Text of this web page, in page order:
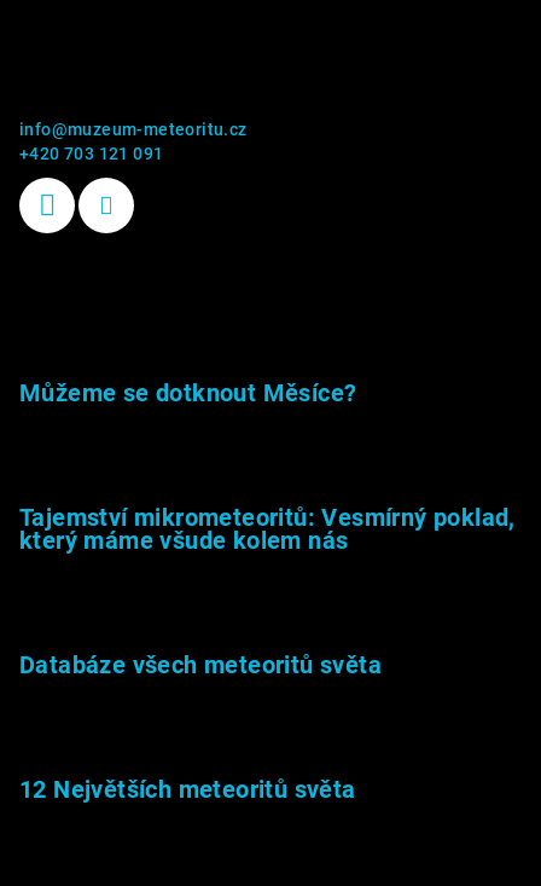
info@muzeum-meteoritu.cz
+420 703 121 091
Můžeme se dotknout Měsíce?
Tajemství mikrometeoritů: Vesmírný poklad,
který máme všude kolem nás
Databáze všech meteoritů světa
12 Největších meteoritů světa